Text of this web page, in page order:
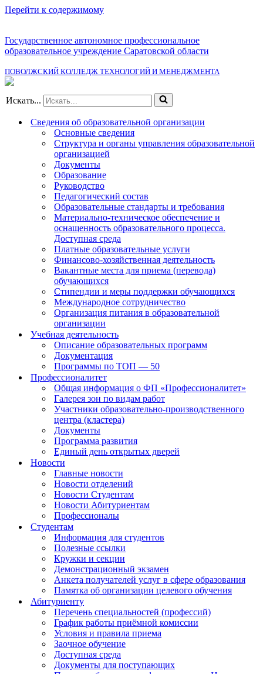
Перейти к содержимому
Государственное автономное профессиональное
образовательное учреждение Саратовской области
ПОВОЛЖСКИЙ КОЛЛЕДЖ ТЕХНОЛОГИЙ И МЕНЕДЖМЕНТА
Искать...
Сведения об образовательной организации
Основные сведения
Структура и органы управления образовательной
организацией
Документы
Образование
Руководство
Педагогический состав
Образовательные стандарты и требования
Материально-техническое обеспечение и
оснащенность образовательного процесса.
Доступная среда
Платные образовательные услуги
Финансово-хозяйственная деятельность
Вакантные места для приема (перевода)
обучающихся
Стипендии и меры поддержки обучающихся
Международное сотрудничество
Организация питания в образовательной
организации
Учебная деятельность
Описание образовательных программ
Документация
Программы по ТОП — 50
Профессионалитет
Общая информация о ФП «Профессионалитет»
Галерея зон по видам работ
Участники образовательно-производственного
центра (кластера)
Документы
Программа развития
Единый день открытых дверей
Новости
Главные новости
Новости отделений
Новости Студентам
Новости Абитуриентам
Профессионалы
Студентам
Информация для студентов
Полезные ссылки
Кружки и секции
Демонстрационный экзамен
Анкета получателей услуг в сфере образования
Памятка об организации целевого обучения
Абитуриенту
Перечень специальностей (профессий)
График работы приёмной комиссии
Условия и правила приема
Заочное обучение
Доступная среда
Документы для поступающих